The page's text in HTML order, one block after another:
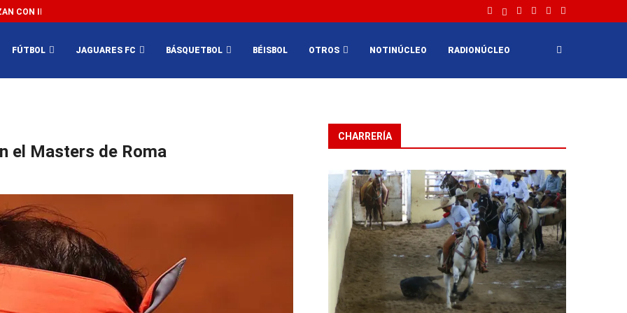
CON IMPEDIR EL MÉXICO VS SUDÁFRICA...
FÚTBOL JAGUARES FC BÁSQUETBOL BÉISBOL OTROS NOTINÚCLEO RADIONÚCLEO
el Masters de Roma
CHARRERÍA